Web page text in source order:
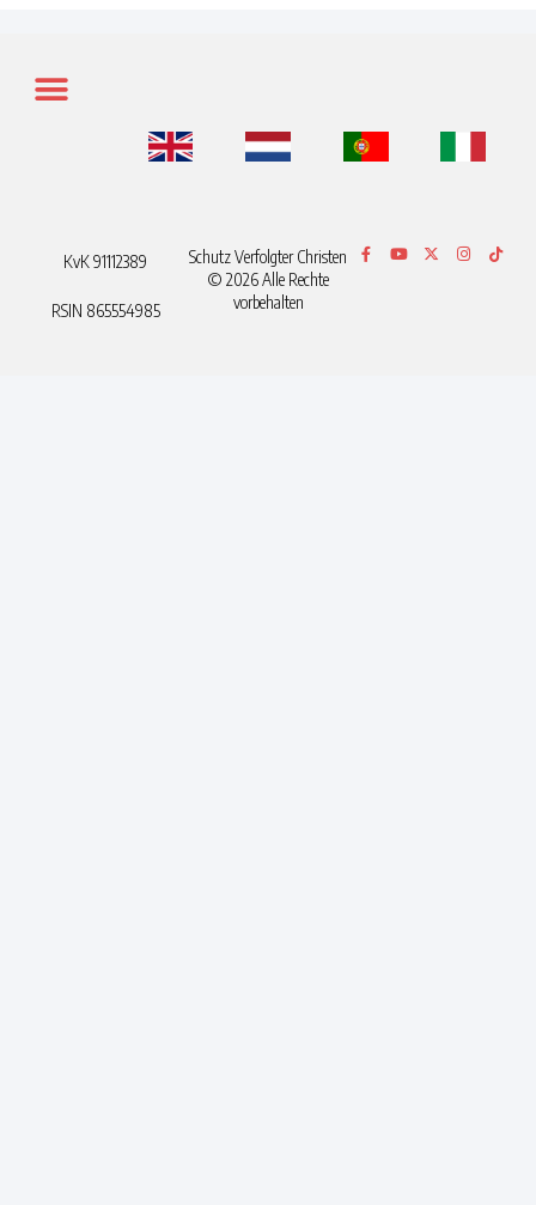
KvK 91112389
RSIN 865554985
Schutz Verfolgter Christen
© 2026 Alle Rechte
vorbehalten